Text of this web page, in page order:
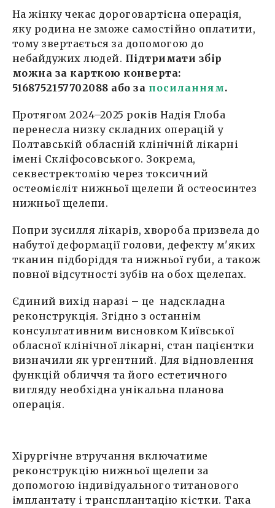
На жінку чекає дороговартісна операція,
яку родина не зможе самостійно оплатити,
тому звертається за допомогою до
небайдужих людей. Підтримати збір
можна за карткою конверта:
5168752157702088 або за посиланням.
Протягом 2024–2025 років Надія Глоба
перенесла низку складних операцій у
Полтавській обласній клінічній лікарні
імені Скліфосовського. Зокрема,
секвестректомію через токсичний
остеомієліт нижньої щелепи й остеосинтез
нижньої щелепи.
Попри зусилля лікарів, хвороба призвела до
набутої деформації голови, дефекту м'яких
тканин підборіддя та нижньої губи, а також
повної відсутності зубів на обох щелепах.
Єдиний вихід наразі – це надскладна
реконструкція. Згідно з останнім
консультативним висновком Київської
обласної клінічної лікарні, стан пацієнтки
визначили як ургентний. Для відновлення
функцій обличчя та його естетичного
вигляду необхідна унікальна планова
операція.
Хірургічне втручання включатиме
реконструкцію нижньої щелепи за
допомогою індивідуального титанового
імплантату і трансплантацію кістки. Така